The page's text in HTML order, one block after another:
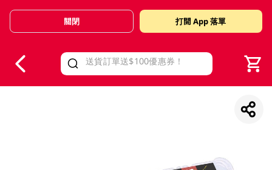
Valid Until 30 June 2026
關閉 打開 App 落單